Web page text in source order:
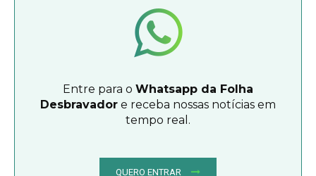
Entre para o Whatsapp da Folha
Desbravador e receba nossas notícias em
tempo real.
QUERO ENTRAR